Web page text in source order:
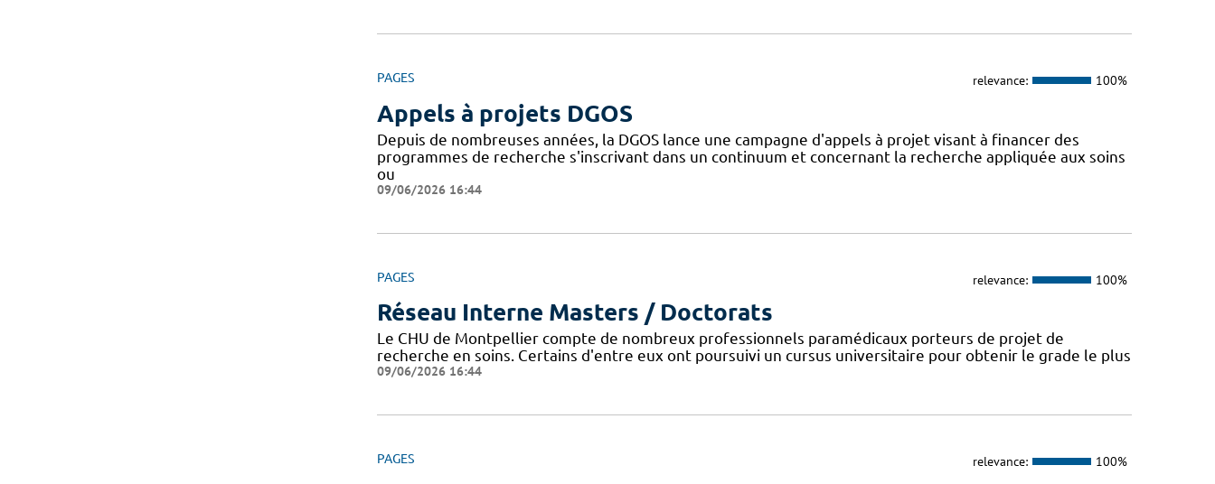
PAGES relevance: 100%
Appels à projets DGOS
Depuis de nombreuses années, la DGOS lance une campagne d'appels à projet visant à financer des
programmes de recherche s'inscrivant dans un continuum et concernant la recherche appliquée aux soins
ou
09/06/2026 16:44
PAGES relevance: 100%
Réseau Interne Masters / Doctorats
Le CHU de Montpellier compte de nombreux professionnels paramédicaux porteurs de projet de
recherche en soins. Certains d'entre eux ont poursuivi un cursus universitaire pour obtenir le grade le plus
09/06/2026 16:44
PAGES relevance: 100%